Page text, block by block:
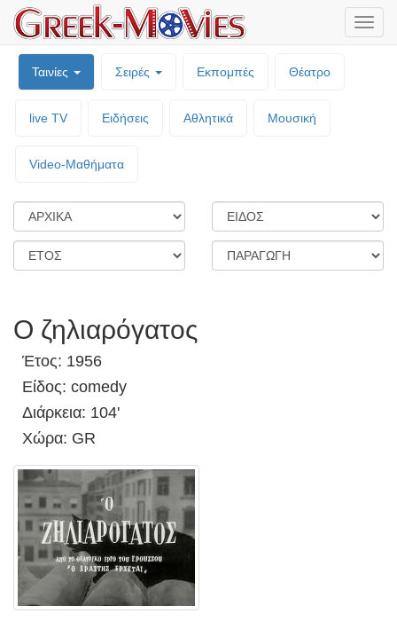
Ταινίες Σειρές Εκπομπές Θέατρο
live TV Ειδήσεις Αθλητικά Μουσική
Video-Mαθήματα
Ο ζηλιαρόγατος
Έτος: 1956
Είδος: comedy
Διάρκεια: 104'
Χώρα: GR